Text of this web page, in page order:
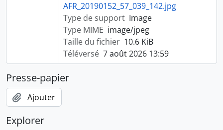
AFR_20190152_57_039_142.jpg
Type de support Image
Type MIME image/jpeg
Taille du fichier 10.6 KiB
Téléversé 7 août 2026 13:59
Presse-papier
Ajouter
Explorer